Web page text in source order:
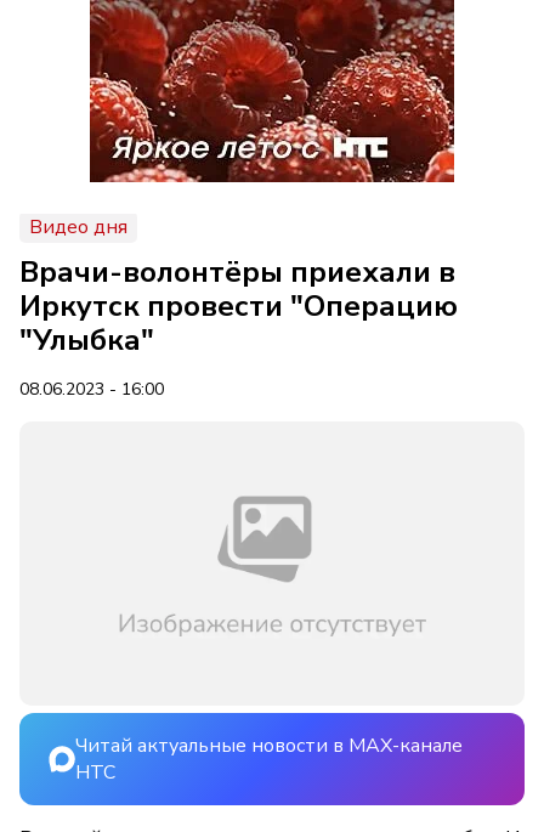
Видео дня
Врачи-волонтёры приехали в
Иркутск провести "Операцию
"Улыбка"
08.06.2023 - 16:00
Читай актуальные новости в MAX-канале
НТС